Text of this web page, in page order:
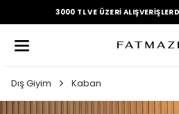
3000 TL VE ÜZERI
Dış Giyim Kaban